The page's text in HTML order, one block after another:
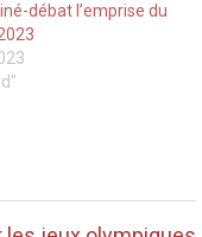
débat l’emprise du